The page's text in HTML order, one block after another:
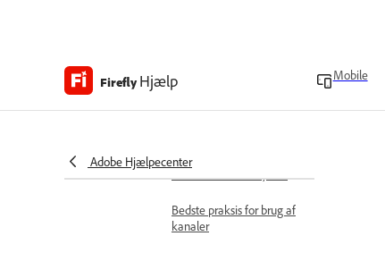
Firefly Hjælp Mobile
Adobe Hjælpecenter
stil-ID'er
Bedste praksis for brug af
kanaler